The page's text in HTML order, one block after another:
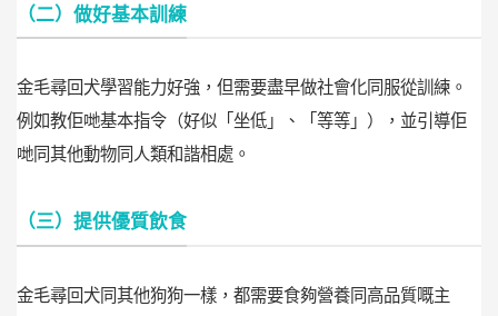
（二）做好基本訓練
金毛尋回犬學習能力好強，但需要盡早做社會化同服從訓練。
例如教佢哋基本指令（好似「坐低」、「等等」），並引導佢
哋同其他動物同人類和諧相處。
（三）提供優質飲食
金毛尋回犬同其他狗狗一樣，都需要食夠營養同高品質嘅主